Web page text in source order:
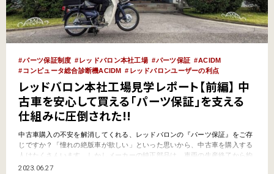
パーツ保証制度 レッドバロン本社工場 パーツ保証
ACIDM
コンピュータ総合診断機ACIDM
レッドバロンユーザーの利点
レッドバロン本社工場見学レポート【前編】 中
古車を安心して買える「パーツ保証」を支える
仕組みに圧倒された!!
中古車購入の不安を解消してくれる、レッドバロンの『パーツ保証』をご存
じですか？「憧れの絶版車が欲しい」といった思いから、中古車を購入する
人はたくさんいます。しかしメーカーの純正部品は、車両の生産終了から約
７年で在庫義務がなくなってしまいます。年式が古いバイクには故障や不調
2023.06.27